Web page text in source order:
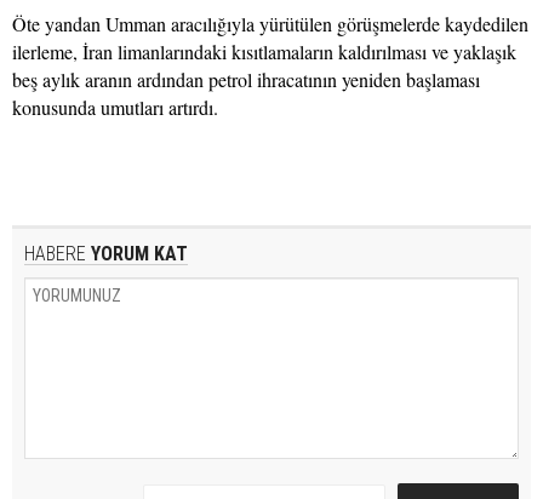
Öte yandan Umman aracılığıyla yürütülen görüşmelerde kaydedilen
ilerleme, İran limanlarındaki kısıtlamaların kaldırılması ve yaklaşık
beş aylık aranın ardından petrol ihracatının yeniden başlaması
konusunda umutları artırdı.
HABERE YORUM KAT